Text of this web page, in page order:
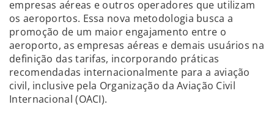
empresas aéreas e outros operadores que utilizam
os aeroportos. Essa nova metodologia busca a
promoção de um maior engajamento entre o
aeroporto, as empresas aéreas e demais usuários na
definição das tarifas, incorporando práticas
recomendadas internacionalmente para a aviação
civil, inclusive pela Organização da Aviação Civil
Internacional (OACI).